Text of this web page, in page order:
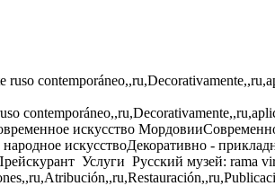
Декоративно -
Услуги Русский музей: rama